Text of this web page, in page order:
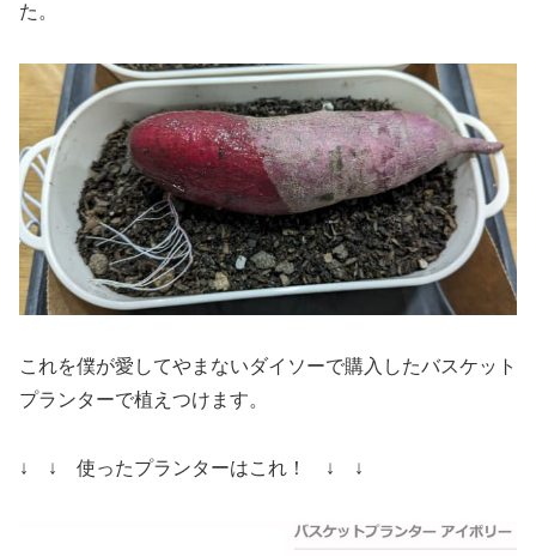
た。
これを僕が愛してやまないダイソーで購入したバスケット
プランターで植えつけます。
↓ ↓ 使ったプランターはこれ！ ↓ ↓